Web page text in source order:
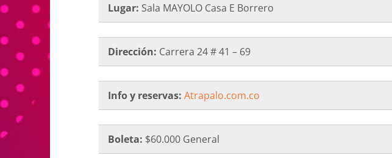
Lugar: Sala MAYOLO Casa E Borrero
Dirección: Carrera 24 # 41 – 69
Info y reservas: Atrapalo.com.co
Boleta: $60.000 General